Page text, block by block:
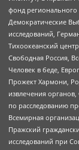
фонд регионального
Демократические
исследований,
Тихоокеанский
Свободная Россия,
Человек в беде,
Прожект Хармони,
извлечения
по расследованию
Всемирная
Пражский
исследований при